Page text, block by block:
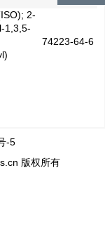
2-
1,3,5-
74223-64-6
-5
版权所有